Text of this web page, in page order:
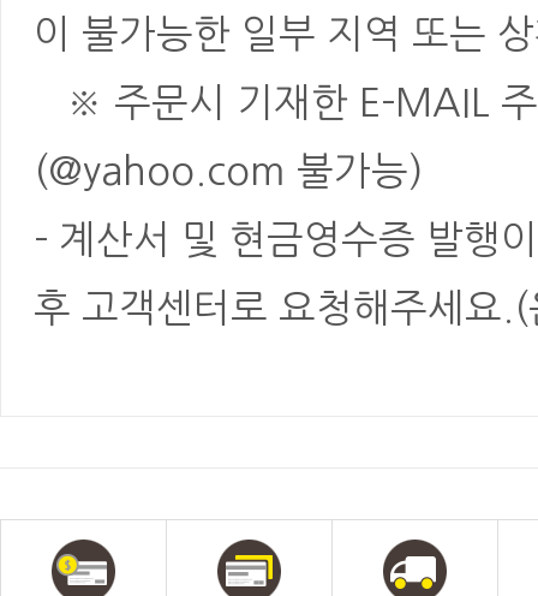
이 불가능한 일부 지역 또는
※ 주문시 기재한 E-MAIL 주
(@yahoo.com 불가능)
- 계산서 및 현금영수증 발행
후 고객센터로 요청해주세요